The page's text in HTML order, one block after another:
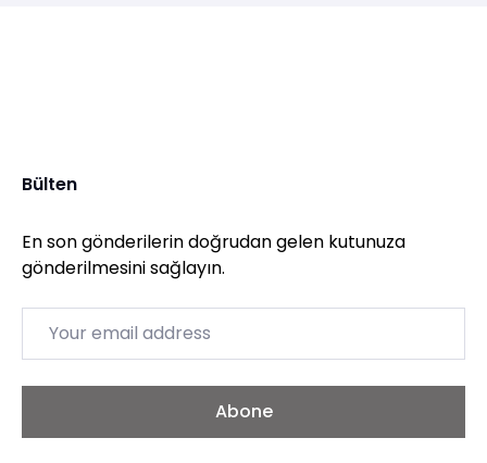
Bülten
En son gönderilerin doğrudan gelen kutunuza
gönderilmesini sağlayın.
Abone